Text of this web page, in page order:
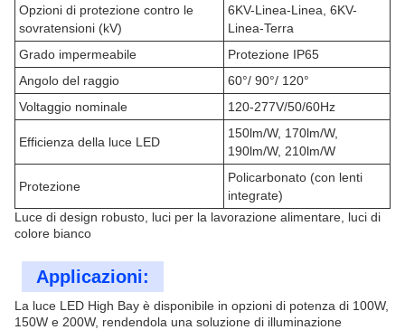
Opzioni di protezione contro le
sovratensioni (kV)
6KV-Linea-Linea, 6KV-
Linea-Terra
Grado impermeabile
Protezione IP65
Angolo del raggio
60°/ 90°/ 120°
Voltaggio nominale
120-277V/50/60Hz
Efficienza della luce LED
150lm/W, 170lm/W,
190lm/W, 210lm/W
Protezione
Policarbonato (con lenti
integrate)
Luce di design robusto, luci per la lavorazione alimentare, luci di
colore bianco
Applicazioni:
La luce LED High Bay è disponibile in opzioni di potenza di 100W,
150W e 200W, rendendola una soluzione di illuminazione